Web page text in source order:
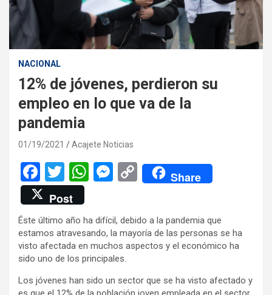
NACIONAL
12% de jóvenes, perdieron su
empleo en lo que va de la
pandemia
01/19/2021 Acajete Noticias
F
a
ce
b
o
o
k
T
wi
tt
er
W
at
s
A
p
p
M
se
n
g
er
C
o
py
Li
n
Share
Post
Éste último año ha difícil, debido a la pandemia que
estamos atravesando, la mayoría de las personas se ha
visto afectada en muchos aspectos y el económico ha
sido uno de los principales.
Los jóvenes han sido un sector que se ha visto afectado y